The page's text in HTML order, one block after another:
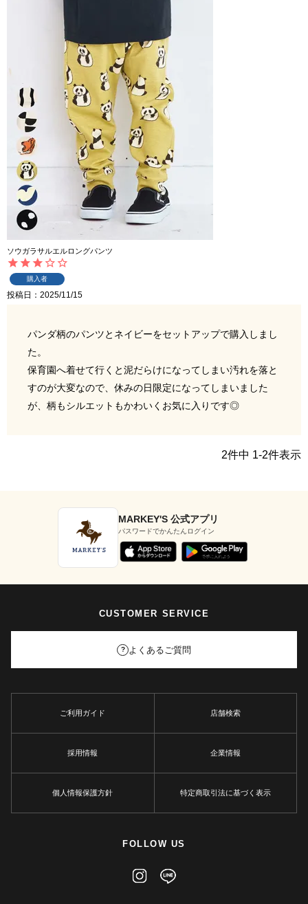
ソウガラサルエルロングパンツ
購入者
投稿日 2025/11/15
パンダ柄のパンツとネイビーをセットアップで購入しまし
た。
保育園へ着せて行くと泥だらけになってしまい汚れを落と
すのが大変なので、休みの日限定になってしまいました
が、柄もシルエットもかわいくお気に入りです◎
2件中 1-2件表示
MARKEY'S 公式アプリ
パスワードでかんたんログイン
CUSTOMER SERVICE
? よくあるご質問
ご利用ガイド 店舗検索
採用情報 企業情報
個人情報保護方針 特定商取引法に基づく表示
FOLLOW US